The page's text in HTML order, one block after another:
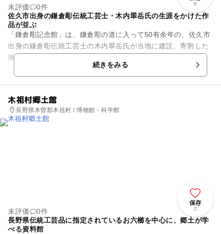
0
未評価
0件
佐久市出身の鎌倉彫伝統工芸士・木内翠岳氏の生涯をかけた作
品が並ぶ
「鎌倉彫記念館」は、鎌倉彫の道に入って50有余年の、佐久市
出身の鎌倉彫伝統工芸士の木内翠岳氏が当地に建設、寄附した
施設です。中庭を取り囲む廻廊式の6つの展示室では、縦2m横
続きをみる
木祖村郷土館
長野県木曽郡木祖村 / 博物館・科学館
保存
2
未評価
0件
長野県伝統工芸品に指定されているお六櫛を中心に、郷土が学
べる資料館